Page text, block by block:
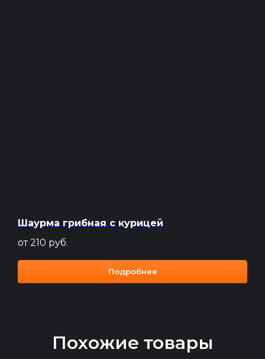
Шаурма грибная с курицей
от 210 руб.
Подробнее
Похожие товары